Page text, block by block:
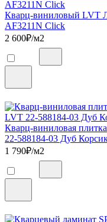
Кварц-виниловый LVT
AF3211N Click
2 600₽/м2
Кварц-виниловая
22-588184-03 Дуб
1 790₽/м2